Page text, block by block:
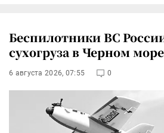
Беспилотники ВС
сухогруза в Черном море
6 августа 2026, 07:55 0